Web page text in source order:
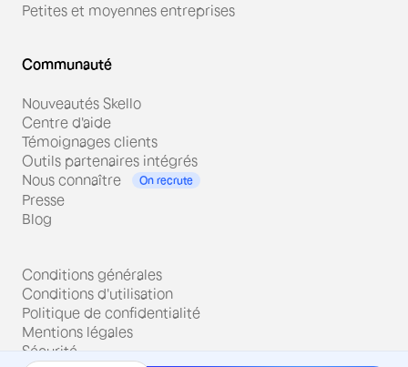
Petites et moyennes entreprises
Communauté
Nouveautés Skello
Centre d'aide
Témoignages clients
Outils partenaires intégrés
Nous connaître
On recrute
Presse
Blog
Conditions générales
Conditions d'utilisation
Politique de confidentialité
Mentions légales
Sécurité